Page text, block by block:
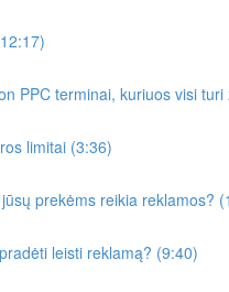
PPC terminai, kuriuos visi
limitai (3:36)
prekėms reikia reklamos?
leisti reklamą? (9:40)